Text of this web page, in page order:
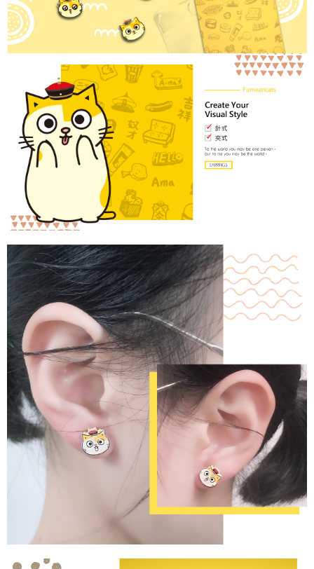
請求用戶進行身份認證。
５．嚴禁一人註冊多個帳號或使用他人資訊註冊。若發現惡意使用之情形，
恩沛科技股份有限公司將有權停止該用戶之使用額度並採取法律行動。
國家/地區配送 查看運費